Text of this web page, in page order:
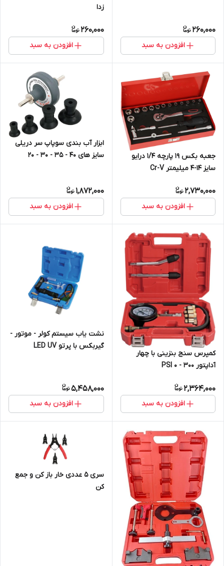
260,000
افزودن به سبد
زدا
260,000
افزودن به سبد
جعبه بکس 19 پارچه 1/4 درایو
سایز 14-4 میلیمتر Cr-V
2,730,000
افزودن به سبد
ابزار آب بندی سوپاپ سر دریلی
سایز های 40 - 35 - 30 - 20
1,872,000
افزودن به سبد
کمپرس سنج بنزینی با چهار
آداپتور 300 - 0 PSI
2,364,000
افزودن به سبد
نشت یاب سیستم کولر - موتور -
گیربکس با پرتو LED UV
5,458,000
افزودن به سبد
سری 5 عددی خار باز کن و جمع
کن